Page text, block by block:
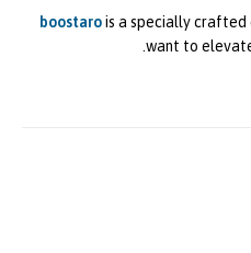
boostarois a specially crafted
want to